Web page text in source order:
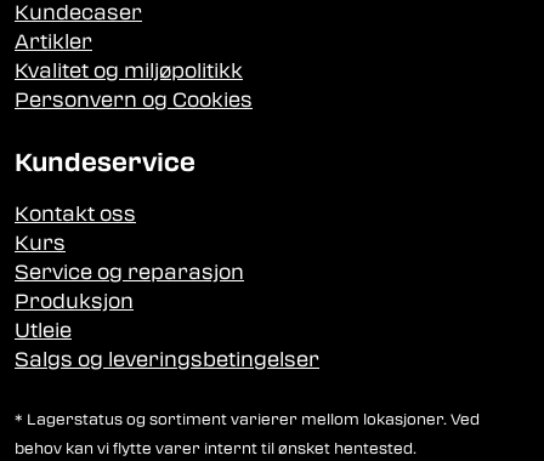
Kundecaser
Artikler
Kvalitet og miljøpolitikk
Personvern og Cookies
Kundeservice
Kontakt oss
Kurs
Service og reparasjon
Produksjon
Utleie
Salgs og leveringsbetingelser
* Lagerstatus og sortiment varierer mellom lokasjoner. Ved
behov kan vi flytte varer internt til ønsket hentested.